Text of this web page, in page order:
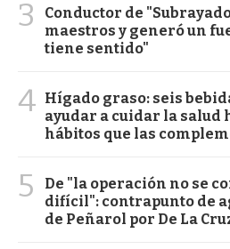
3
Conductor de
maestros y generó un
tiene sentido"
4 Hígado graso: seis
ayudar a cuidar la salud
hábitos que las
5
De "la operación no se
difícil": contrapunto de
de Peñarol por De La